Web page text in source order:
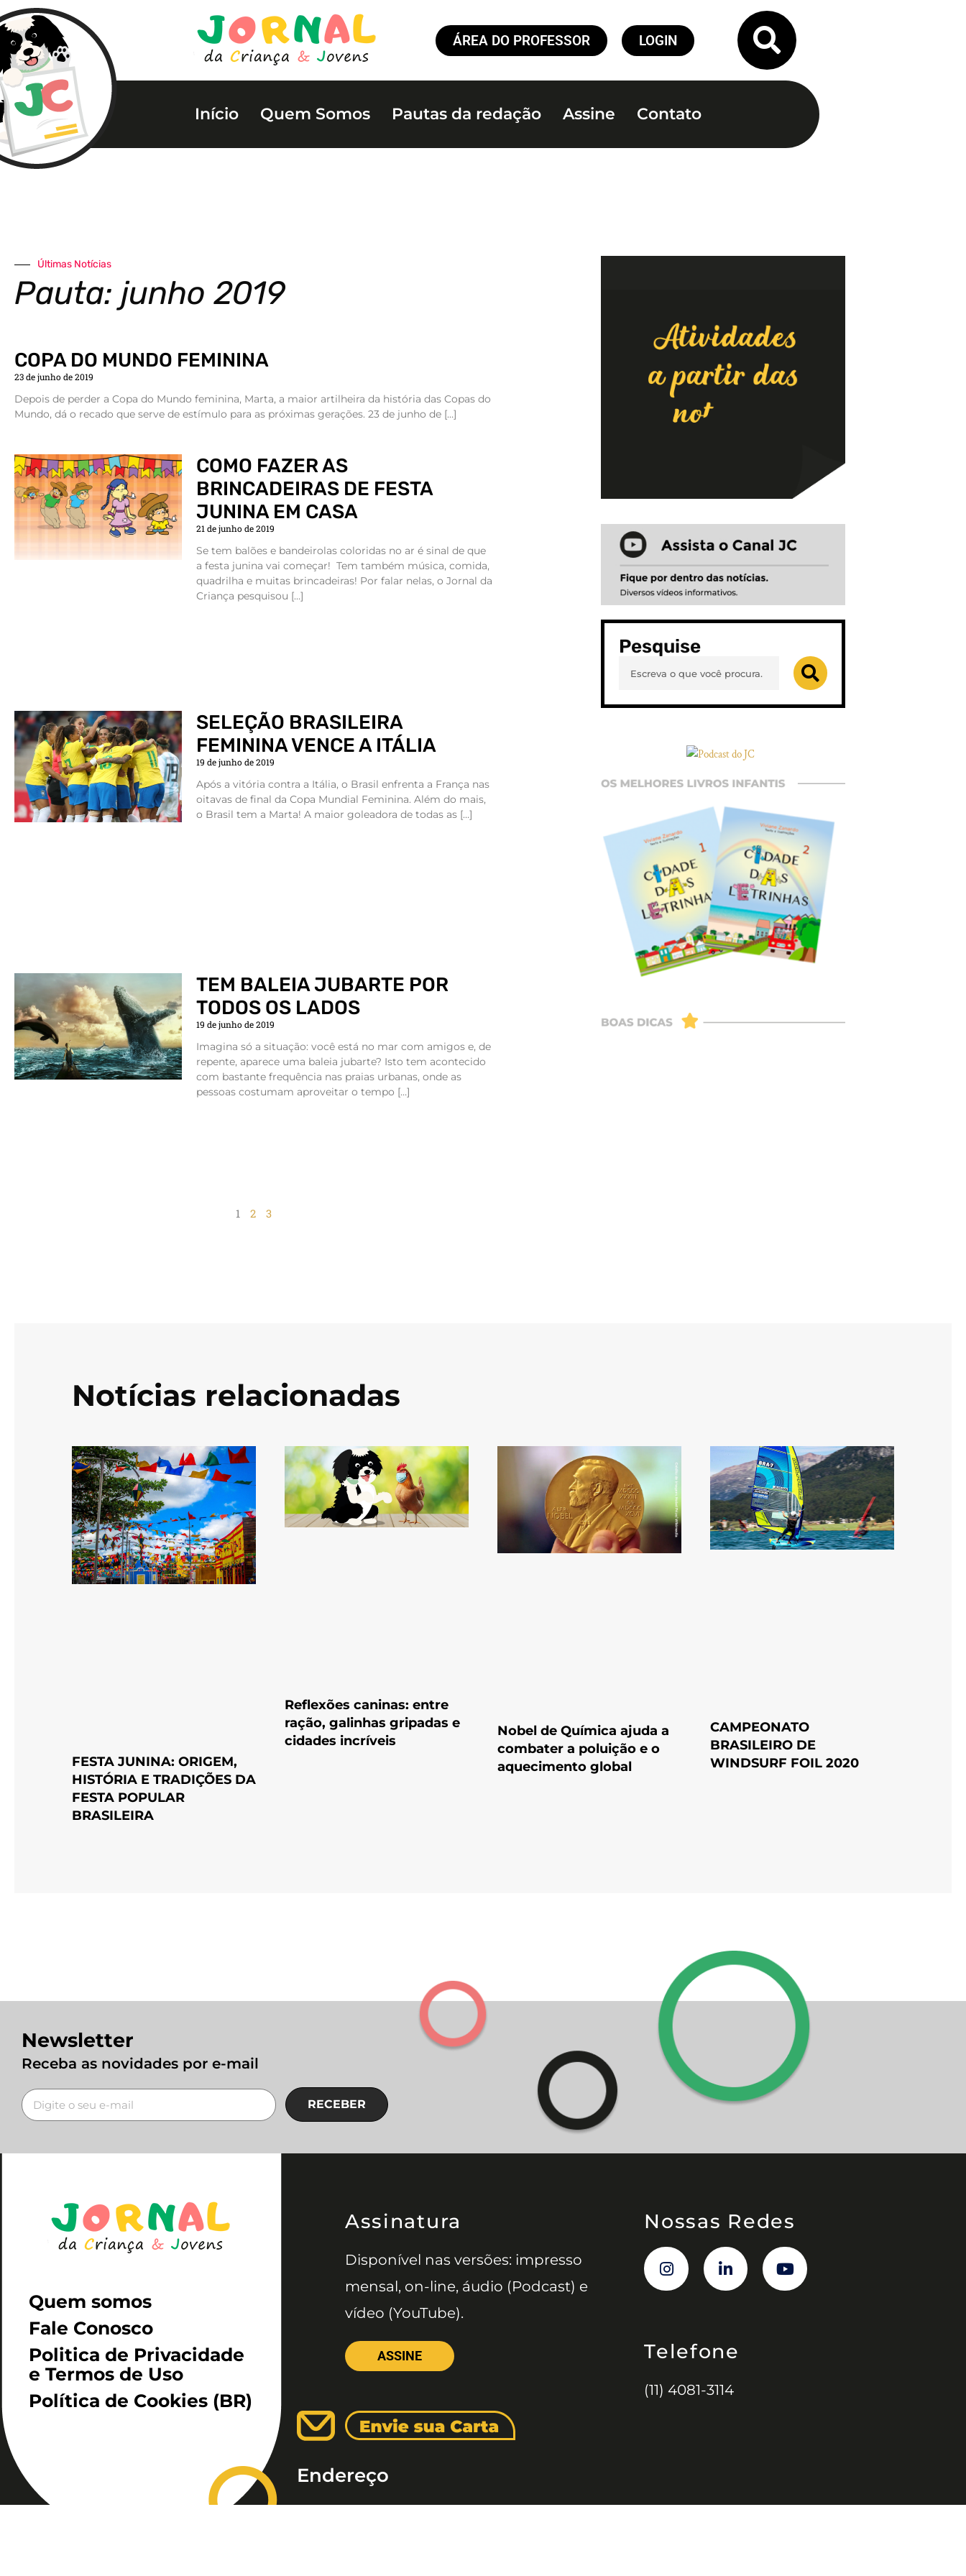
ÁREA DO PROFESSOR LOGIN
Início Quem Somos Pautas da redação Assine Contato
Últimas Notícias
Pauta: junho 2019
COPA DO MUNDO FEMININA
23 de junho de 2019
Depois de perder a Copa do Mundo feminina, Marta, a maior artilheira da história das Copas do
Mundo, dá o recado que serve de estímulo para as próximas gerações. 23 de junho de […]
COMO FAZER AS
BRINCADEIRAS DE FESTA
JUNINA EM CASA
21 de junho de 2019
Se tem balões e bandeirolas coloridas no ar é sinal de que
a festa junina vai começar! Tem também música, comida,
quadrilha e muitas brincadeiras! Por falar nelas, o Jornal da
Criança pesquisou […]
SELEÇÃO BRASILEIRA
FEMININA VENCE A ITÁLIA
19 de junho de 2019
Após a vitória contra a Itália, o Brasil enfrenta a França nas
oitavas de final da Copa Mundial Feminina. Além do mais,
o Brasil tem a Marta! A maior goleadora de todas as […]
TEM BALEIA JUBARTE POR
TODOS OS LADOS
19 de junho de 2019
Imagina só a situação: você está no mar com amigos e, de
repente, aparece uma baleia jubarte? Isto tem acontecido
com bastante frequência nas praias urbanas, onde as
pessoas costumam aproveitar o tempo […]
1 2 3
Pesquise
Notícias relacionadas
FESTA JUNINA: ORIGEM,
HISTÓRIA E TRADIÇÕES DA
FESTA POPULAR
BRASILEIRA
Reflexões caninas: entre
ração, galinhas gripadas e
cidades incríveis
Nobel de Química ajuda a
combater a poluição e o
aquecimento global
CAMPEONATO
BRASILEIRO DE
WINDSURF FOIL 2020
Newsletter
Receba as novidades por e-mail
RECEBER
Quem somos
Fale Conosco
Politica de Privacidade
e Termos de Uso
Política de Cookies (BR)
Assinatura
Disponível nas versões: impresso
mensal, on-line, áudio (Podcast) e
vídeo (YouTube).
ASSINE
Nossas Redes
Telefone
(11) 4081-3114
Endereço